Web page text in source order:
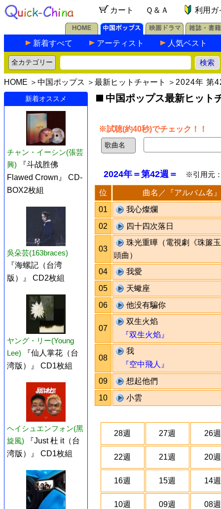
カート Ｑ＆Ａ 利用ガ
新着すべて アーティスト 人気ベスト
HOME ＞ 中国ポップス ＞ 最新ヒットチャート ＞ 2024年 第
新着オススメ
チャン・イーシン(張芸
興)
『斗战胜佛
Flawed Crown』 CD-
BOX2枚組
吳朵芸(163braces)
『海螺記（台湾
版）』 CD2枚組
ヤング・リー(Young
Lee)
『仙人掌花（台
湾版）』 CD1枚組
ヘイシュエンフォン(黑
旋風)
『Just 杜 it（台
湾版）』 CD1枚組
中国ポップス最新ヒット
※試聴(約40秒)でチェック！！
2024年＝第42週＝ ※引用元
位
曲名／『アルバム名』
01
我心燦爛
02
四十四次落日
03
珠光重曄（電視劇《珠簾
頭曲）
04
我愛
05
天蠍座
06
他没有騙你
07
双生火焰
『双生火焰』
08
我
『空中飛人』
09
想起他們
10
小雲
28週 27週 26週
22週 21週 20週
16週 15週 14週
10週 09週 08週